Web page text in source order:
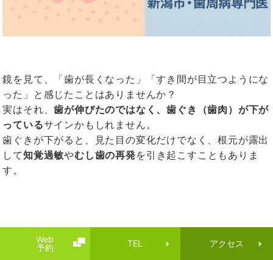
Web
予約
TEL アクセス
鏡を見て、「歯が長くなった」「すき間が目立つようにな
った」と感じたことはありませんか？
実はそれ、歯が伸びたのではなく、歯ぐき（歯肉）が下が
っているサインかもしれません。
歯ぐきが下がると、見た目の変化だけでなく、根元が露出
して知覚過敏やむし歯の再発を引き起こすこともありま
す。